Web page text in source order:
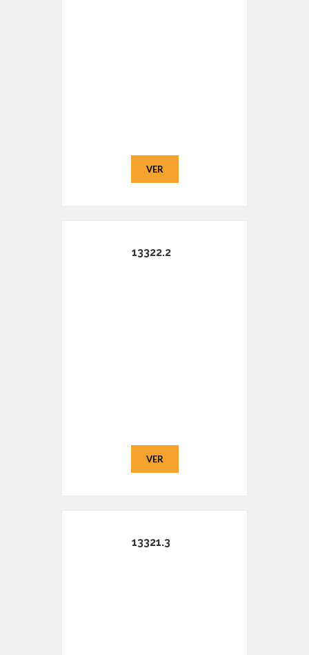
VER
13322.2
VER
13321.3